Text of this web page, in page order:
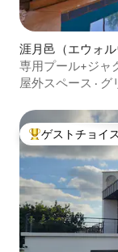
涯月邑（エウォ
専用プール+ジャ
一軒家、済州島
屋外スペース · グ
大好評のゲスト
ゲストチョイス